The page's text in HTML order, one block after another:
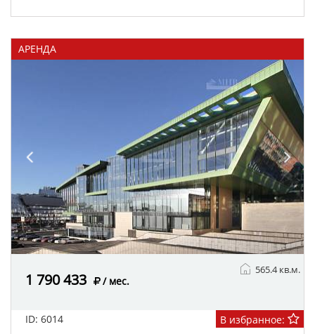
АРЕНДА
1 790 433 / мес.
565.4 кв.м.
ID: 6014 В избранное: